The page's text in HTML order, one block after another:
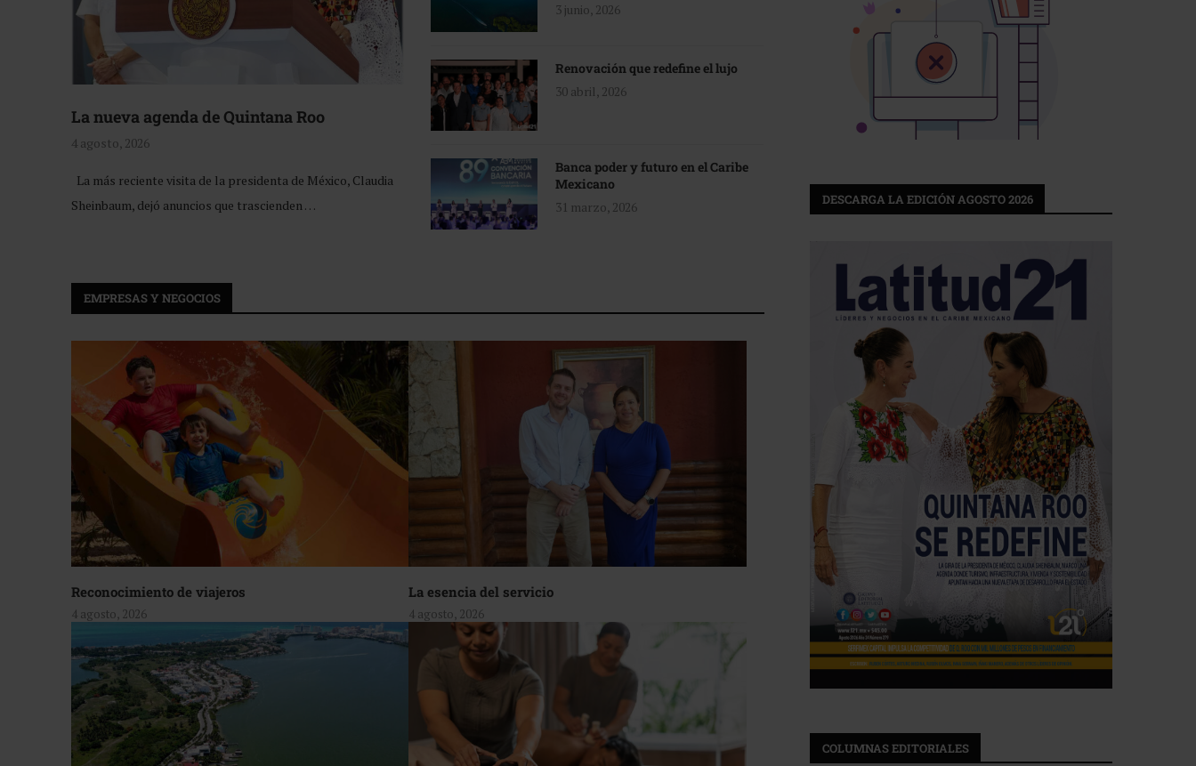
La nueva agenda de Quintana Roo
4 agosto, 2026
La más reciente visita de la presidenta de México, Claudia
Sheinbaum, dejó anuncios que trascienden …
3 junio, 2026
Renovación que redefine el lujo
30 abril, 2026
Banca poder y futuro en el Caribe
Mexicano
31 marzo, 2026
EMPRESAS Y NEGOCIOS
Reconocimiento de viajeros
4 agosto, 2026
La esencia del servicio
4 agosto, 2026
DESCARGA LA EDICIÓN AGOSTO 2026
COLUMNAS EDITORIALES